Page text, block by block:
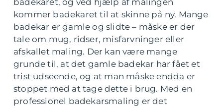
badekaret, og ved hjælp af malingen
kommer badekaret til at skinne på ny. Mange
badekar er gamle og slidte – måske er der
tale om mug, ridser, misfarvninger eller
afskallet maling. Der kan være mange
grunde til, at det gamle badekar har fået et
trist udseende, og at man måske endda er
stoppet med at tage dette i brug. Med en
professionel badekarsmaling er det